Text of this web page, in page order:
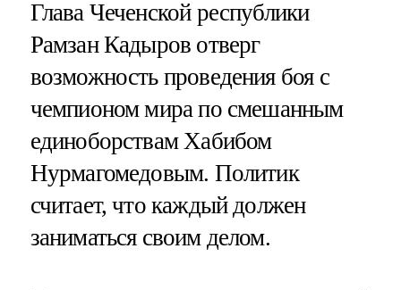
Глава Чеченской республики
Рамзан Кадыров отверг
возможность проведения боя с
чемпионом мира по смешанным
единоборствам Хабибом
Нурмагомедовым. Политик
считает, что каждый должен
заниматься своим делом.